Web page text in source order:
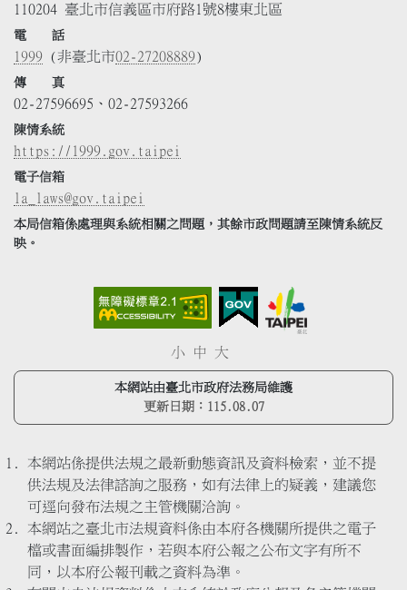
110204 臺北市信義區市府路1號8樓東北區
電 話
1999 (非臺北市02-27208889)
傳 真
02-27596695、02-27593266
陳情系統
https://1999.gov.taipei
電子信箱
la_laws@gov.taipei
本局信箱係處理與系統相關之問題，其餘市政問題請至陳情系統反
映。
小 中 大
本網站由臺北市政府法務局維護
更新日期： 115.08.07
本網站係提供法規之最新動態資訊及資料檢索，並不提
供法規及法律諮詢之服務，如有法律上的疑義，建議您
可逕向發布法規之主管機關洽詢。
本網站之臺北市法規資料係由本府各機關所提供之電子
檔或書面編排製作，若與本府公報之公布文字有所不
同，以本府公報刊載之資料為準。